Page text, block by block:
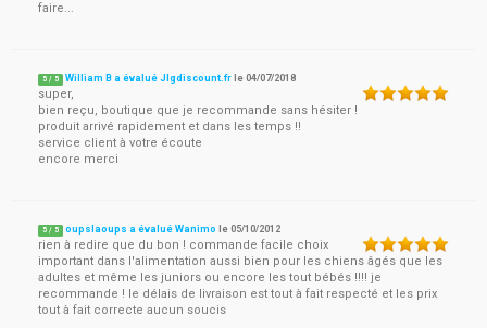
faire...
5 / 5 William B a évalué Jlgdiscount.fr le04/07/2018
super,
bien reçu, boutique que je recommande sans hésiter !
produit arrivé rapidement et dans les temps !!
service client à votre écoute
encore merci
5 / 5 oupslaoups a évalué Wanimo le05/10/2012
rien à redire que du bon ! commande facile choix
important dans l'alimentation aussi bien pour les chiens âgés que les
adultes et même les juniors ou encore les tout bébés !!!! je
recommande ! le délais de livraison est tout à fait respecté et les prix
tout à fait correcte aucun soucis